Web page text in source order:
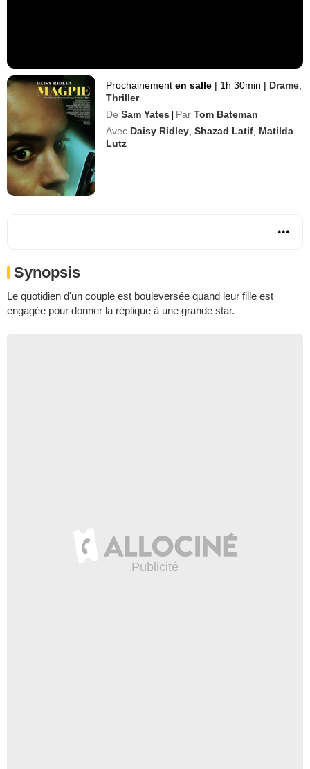
Prochainementen salle | 1h 30min | Drame
Thriller
De Sam Yates | Par Tom Bateman
Avec Daisy Ridley ,Shazad Latif Matilda
Lutz
Synopsis
Le quotidien d'un couple est bouleversée quand leur fille est
engagée pour donner la réplique à une grande star.